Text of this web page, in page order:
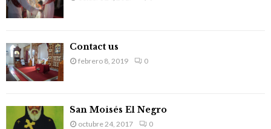
r
:
Contact us
febrero 8, 2019 0
San Moisés El Negro
octubre 24, 2017 0